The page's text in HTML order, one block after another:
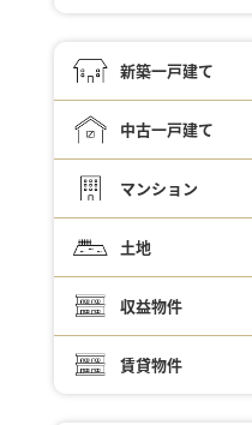
新築一戸建て
中古一戸建て
マンション
土地
収益物件
賃貸物件